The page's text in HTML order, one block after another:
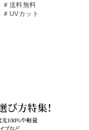
＃送料無料
＃UVカット